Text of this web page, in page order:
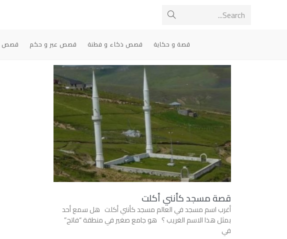
Search...
قصة و حكاية قصص ذكاء و فطنة قصص عبر و حكم قصص
قصة مسجد كأنني أكلت
أغرب اسم مسجد في العالم مسجد كأنني أكلت هل سمع أحد
بمثل هذا الاسم الغريب ؟ هو جامع صغير في منطقة “فاتح”
في